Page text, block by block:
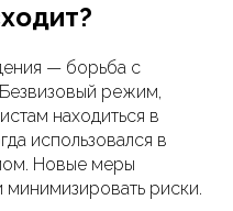
— борьба с
Безвизовый режим,
находиться в
использовался в
Новые меры
минимизировать риски.